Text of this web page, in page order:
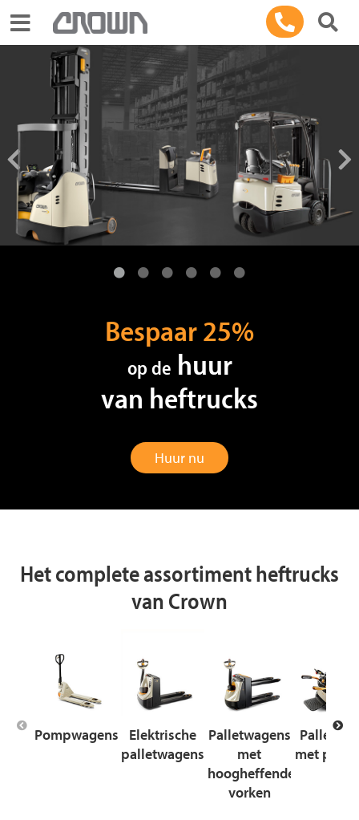
Toggle navigation
Bespaar 25%
op de huur
van heftrucks
Huur nu
Het complete assortiment heftrucks
van Crown
Pompwagens
Elektrische
palletwagens
Palletwagens
met
hoogheffende
vorken
met